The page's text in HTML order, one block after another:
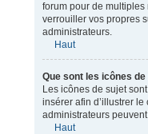
forum pour de
verrouiller vos propres
administrateurs.
Haut
Que sont les icônes de
Les icônes de sujet
insérer afin d’illustrer
administrateurs
Haut